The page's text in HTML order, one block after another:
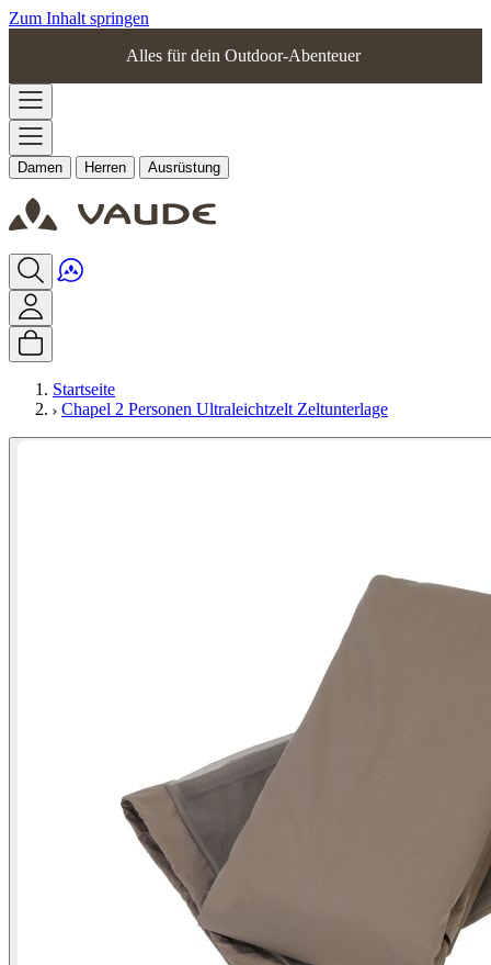
Zum Inhalt springen
Alles für dein Outdoor-Abenteuer
Damen Herren Ausrüstung
Startseite
Chapel 2 Personen Ultraleichtzelt Zeltunterlage